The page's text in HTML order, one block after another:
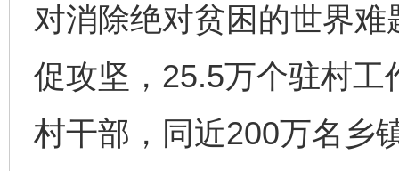
对消除绝对贫困的世界
促攻坚，25.5万个驻村
村干部，同近200万名乡